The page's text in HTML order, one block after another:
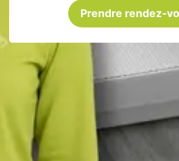
Prendre rendez-